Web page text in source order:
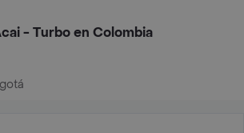
- Turbo en Colombia